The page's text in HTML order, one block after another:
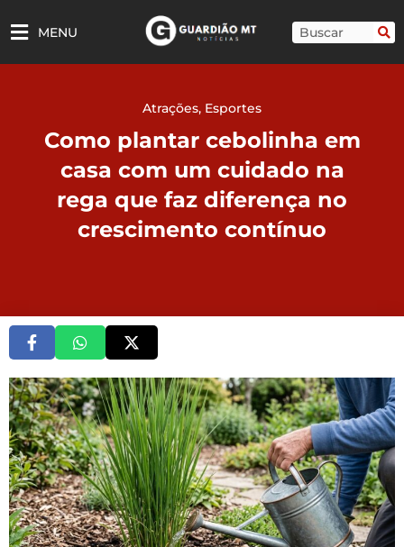
para
MENU Pesquisar
Atrações, Esportes
Como plantar cebolinha em
casa com um cuidado na
rega que faz diferença no
crescimento contínuo